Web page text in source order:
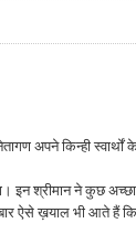
अपने किन्ही
इन श्रीमान ने कुछ
ऐसे ख़याल भी आते हैं